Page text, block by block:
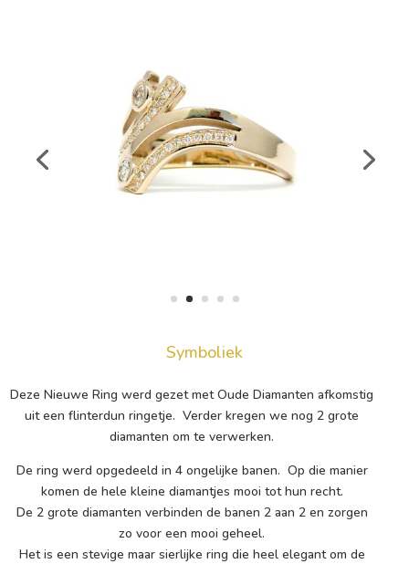
Symboliek
Deze Nieuwe Ring werd gezet met Oude Diamanten afkomstig
uit een flinterdun ringetje. Verder kregen we nog 2 grote
diamanten om te verwerken.
De ring werd opgedeeld in 4 ongelijke banen. Op die manier
komen de hele kleine diamantjes mooi tot hun recht.
De 2 grote diamanten verbinden de banen 2 aan 2 en zorgen
zo voor een mooi geheel.
Het is een stevige maar sierlijke ring die heel elegant om de